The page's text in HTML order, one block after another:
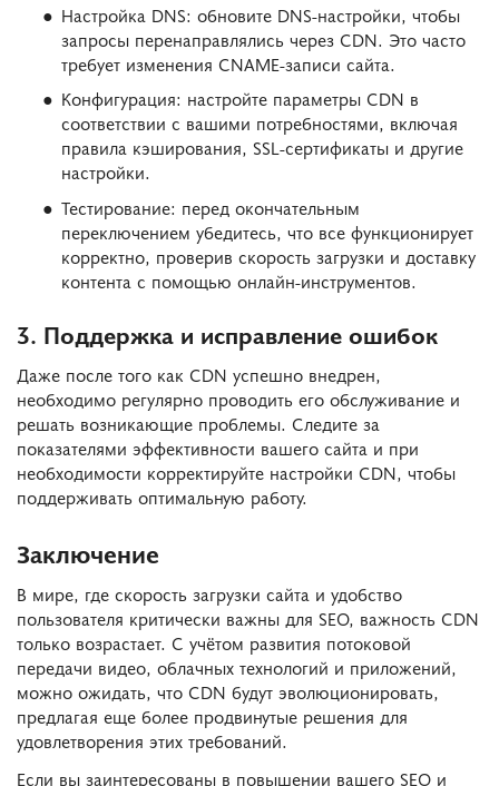
Настройка DNS: обновите DNS-настройки, чтобы
запросы перенаправлялись через CDN. Это часто
требует изменения CNAME-записи сайта.
Конфигурация: настройте параметры CDN в
соответствии с вашими потребностями, включая
правила кэширования, SSL-сертификаты и другие
настройки.
Тестирование: перед окончательным
переключением убедитесь, что все функционирует
корректно, проверив скорость загрузки и доставку
контента с помощью онлайн-инструментов.
3. Поддержка и исправление ошибок
Даже после того как CDN успешно внедрен,
необходимо регулярно проводить его обслуживание и
решать возникающие проблемы. Следите за
показателями эффективности вашего сайта и при
необходимости корректируйте настройки CDN, чтобы
поддерживать оптимальную работу.
Заключение
В мире, где скорость загрузки сайта и удобство
пользователя критически важны для SEO, важность CDN
только возрастает. С учётом развития потоковой
передачи видео, облачных технологий и приложений,
можно ожидать, что CDN будут эволюционировать,
предлагая еще более продвинутые решения для
удовлетворения этих требований.
Если вы заинтересованы в повышении вашего SEO и